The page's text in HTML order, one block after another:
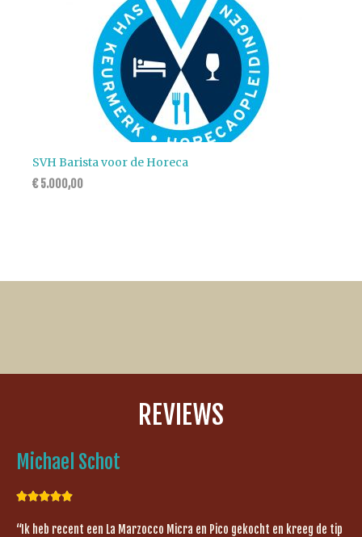
SVH Barista voor de Horeca
€5.000,00
REVIEWS
Michael Schot

“Ik heb recent een La Marzocco Micra en Pico gekocht en kreeg de tip